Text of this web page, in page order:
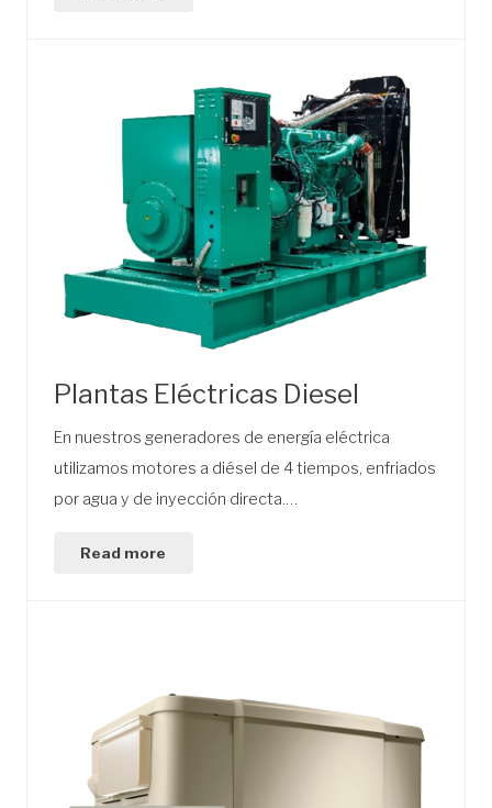
Plantas Eléctricas Diesel
En nuestros generadores de energía eléctrica
utilizamos motores a diésel de 4 tiempos, enfriados
por agua y de inyección directa.…
Read more